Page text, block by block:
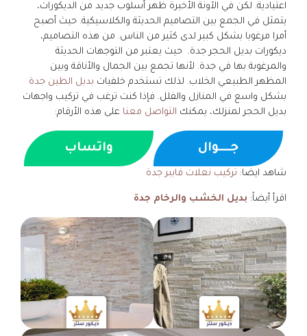
اعتيادية. لكن في الآونة الأخيرة ظهر أسلوب جديد من الديكورات،
يتمثل في الجمع بين التصاميم الحديثة والكلاسيكية. حيث أصبح
أمرا مرغوبا بشكل كبير لدى كثير من الناس. من هذه التصاميم،
ديكورات بديل الحجر جدة. حيث يعتبر من التوجهات الحديثة
والمرغوبة بها في جدة. لأنها تجمع بين الجمال والأناقة وبين
المظهر الطبيعي الخلاب. لذلك تستخدم خلفيات بديل الطين جدة
بشكل واسع في المنازل والفلل. فإذا كنت ترغب في تركيب واجهات
بديل الحجر لمنزلك، يمكنك التواصل معنا على هذه الأرقام:
جــــوال واتساب
شاهد ايضا: تركيب نعلات فايبر جدة
اقرأ أيضاً: بديل الخشب والرخام جدة